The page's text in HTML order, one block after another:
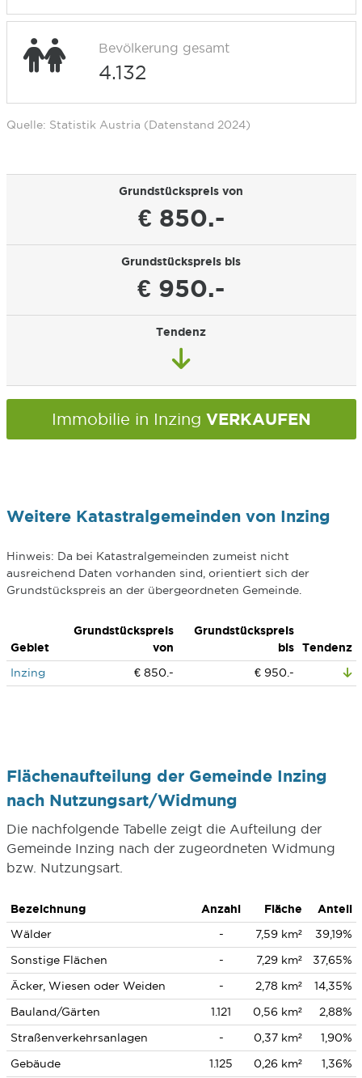
Bevölkerung gesamt
4.132
Quelle: Statistik Austria (Datenstand 2024)
Grundstückspreis von
€ 850.-
Grundstückspreis bis
€ 950.-
Tendenz
Immobilie in Inzing VERKAUFEN
Weitere Katastralgemeinden von Inzing
Hinweis: Da bei Katastralgemeinden zumeist nicht
ausreichend Daten vorhanden sind, orientiert sich der
Grundstückspreis an der übergeordneten Gemeinde.
Gebiet
Grundstückspreis
von
Grundstückspreis
bis
Tendenz
Inzing
€ 850.- € 950.-
Flächenaufteilung der Gemeinde Inzing
nach Nutzungsart/Widmung
Die nachfolgende Tabelle zeigt die Aufteilung der
Gemeinde Inzing nach der zugeordneten Widmung
bzw. Nutzungsart.
Bezeichnung Anzahl Fläche
Anteil
Wälder
- 7,59 km²
39,19%
Sonstige Flächen
- 7,29 km²
37,65%
Äcker, Wiesen oder Weiden
- 2,78 km²
14,35%
Bauland/Gärten
1.121 0,56 km²
2,88%
Straßenverkehrsanlagen
- 0,37 km²
1,90%
Gebäude
1.125 0,26 km² 1,36%